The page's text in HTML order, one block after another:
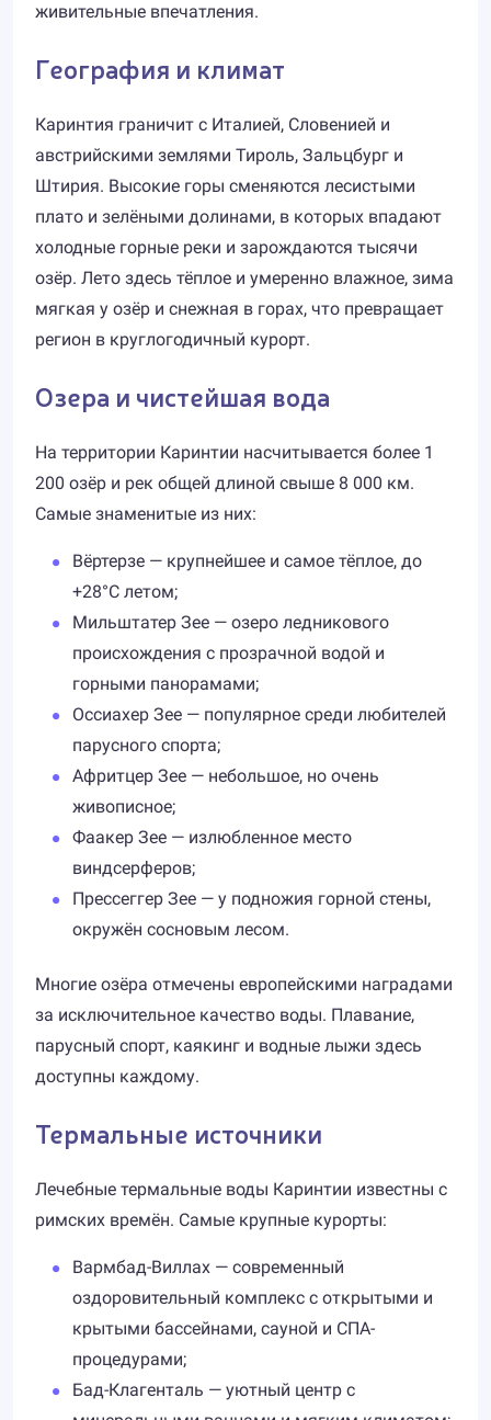
живительные впечатления.
География и климат
Каринтия граничит с Италией, Словенией и
австрийскими землями Тироль, Зальцбург и
Штирия. Высокие горы сменяются лесистыми
плато и зелёными долинами, в которых впадают
холодные горные реки и зарождаются тысячи
озёр. Лето здесь тёплое и умеренно влажное, зима
мягкая у озёр и снежная в горах, что превращает
регион в круглогодичный курорт.
Озера и чистейшая вода
На территории Каринтии насчитывается более 1
200 озёр и рек общей длиной свыше 8 000 км.
Самые знаменитые из них:
Вёртерзе — крупнейшее и самое тёплое, до
+28°C летом;
Мильштатер Зее — озеро ледникового
происхождения с прозрачной водой и
горными панорамами;
Оссиахер Зее — популярное среди любителей
парусного спорта;
Афритцер Зее — небольшое, но очень
живописное;
Фаакер Зее — излюбленное место
виндсерферов;
Прессеггер Зее — у подножия горной стены,
окружён сосновым лесом.
Многие озёра отмечены европейскими наградами
за исключительное качество воды. Плавание,
парусный спорт, каякинг и водные лыжи здесь
доступны каждому.
Термальные источники
Лечебные термальные воды Каринтии известны с
римских времён. Самые крупные курорты:
Вармбад-Виллах — современный
оздоровительный комплекс с открытыми и
крытыми бассейнами, сауной и СПА-
процедурами;
Бад-Клагенталь — уютный центр с